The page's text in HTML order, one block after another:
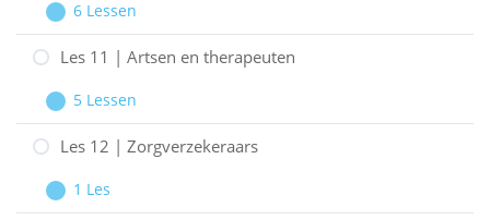
Heftige
emoties
Uitbreiden
Les
10
Tools
en
6 Lessen
Les 11 | Artsen en therapeuten
Uitbreiden
Les
11
Artsen
5 Lessen
Les 12 | Zorgverzekeraars
Uitbreiden
Les
1 Les